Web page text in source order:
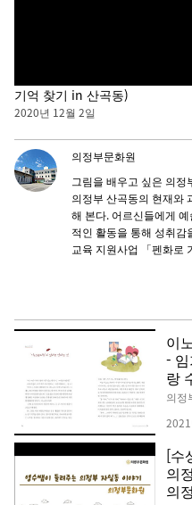
기억 찾기 in 산곡동)
2020년 12월 2일
의정부문화원
그림을 배우고 싶은 의
의정부 산곡동의 현재와
해 본다. 어르신들에게
적인 활동을 통해 성취
교육 지원사업 「펜화로
이
-
랑
의정
[수
의
의